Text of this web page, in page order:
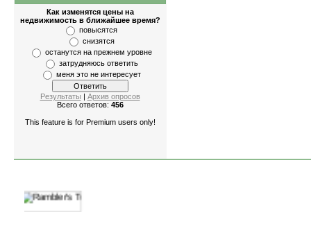
Как изменятся цены на
недвижимость в ближайшее время?
повысятся
снизятся
останутся на прежнем уровне
затрудняюсь ответить
меня это не интересует
Результаты | Архив опросов
Всего ответов: 456
This feature is for Premium users only!